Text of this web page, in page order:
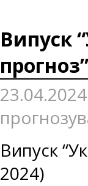
Випуск
Випуск
2024)